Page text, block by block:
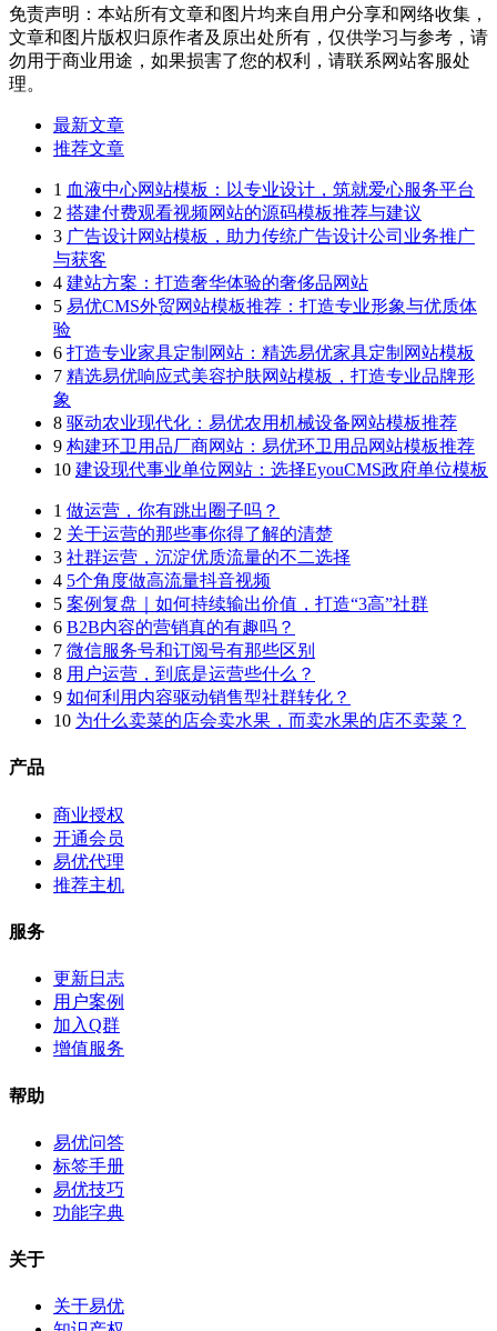
免责声明：本站所有文章和图片均来自用户分享和网络收集，
文章和图片版权归原作者及原出处所有，仅供学习与参考，请
勿用于商业用途，如果损害了您的权利，请联系网站客服处
理。
最新文章
推荐文章
1 血液中心网站模板：以专业设计，筑就爱心服务平台
2 搭建付费观看视频网站的源码模板推荐与建议
3 广告设计网站模板，助力传统广告设计公司业务推广
与获客
4 建站方案：打造奢华体验的奢侈品网站
5 易优CMS外贸网站模板推荐：打造专业形象与优质体
验
6 打造专业家具定制网站：精选易优家具定制网站模板
7 精选易优响应式美容护肤网站模板，打造专业品牌形
象
8 驱动农业现代化：易优农用机械设备网站模板推荐
9 构建环卫用品厂商网站：易优环卫用品网站模板推荐
10 建设现代事业单位网站：选择EyouCMS政府单位模板
1 做运营，你有跳出圈子吗？
2 关于运营的那些事你得了解的清楚
3 社群运营，沉淀优质流量的不二选择
4 5个角度做高流量抖音视频
5 案例复盘｜如何持续输出价值，打造“3高”社群
6 B2B内容的营销真的有趣吗？
7 微信服务号和订阅号有那些区别
8 用户运营，到底是运营些什么？
9 如何利用内容驱动销售型社群转化？
10 为什么卖菜的店会卖水果，而卖水果的店不卖菜？
产品
商业授权
开通会员
易优代理
推荐主机
服务
更新日志
用户案例
加入Q群
增值服务
帮助
易优问答
标签手册
易优技巧
功能字典
关于
关于易优